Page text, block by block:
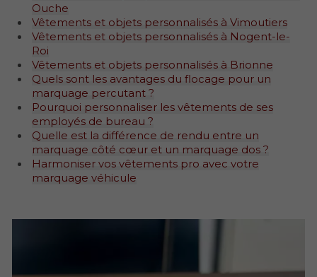
Ouche
Vêtements et objets personnalisés à Vimoutiers
Vêtements et objets personnalisés à Nogent-le-
Roi
Vêtements et objets personnalisés à Brionne
Quels sont les avantages du flocage pour un
marquage percutant ?
Pourquoi personnaliser les vêtements de ses
employés de bureau ?
Quelle est la différence de rendu entre un
marquage côté cœur et un marquage dos ?
Harmoniser vos vêtements pro avec votre
marquage véhicule